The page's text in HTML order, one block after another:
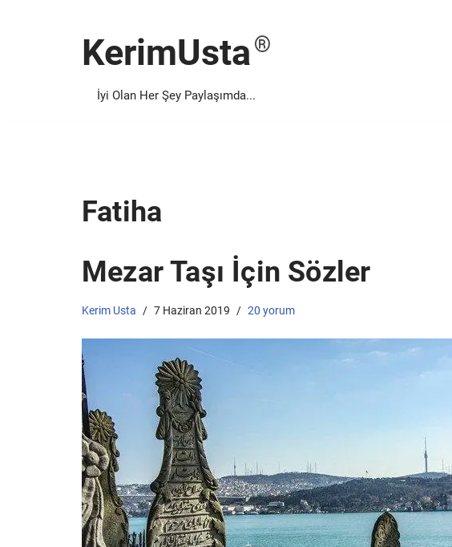
KerimUsta
İyi Olan Her Şey Paylaşımda...
Fatiha
Mezar Taşı İçin Sözler
Kerim Usta 7 Haziran 2019 20 yorum